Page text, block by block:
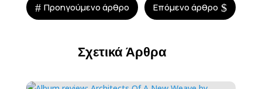
# Προηγούμενο άρθρο Επόμενο άρθρο $
Σχετικά Άρθρα